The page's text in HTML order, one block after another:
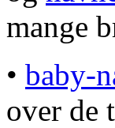
mange
• baby-
over de